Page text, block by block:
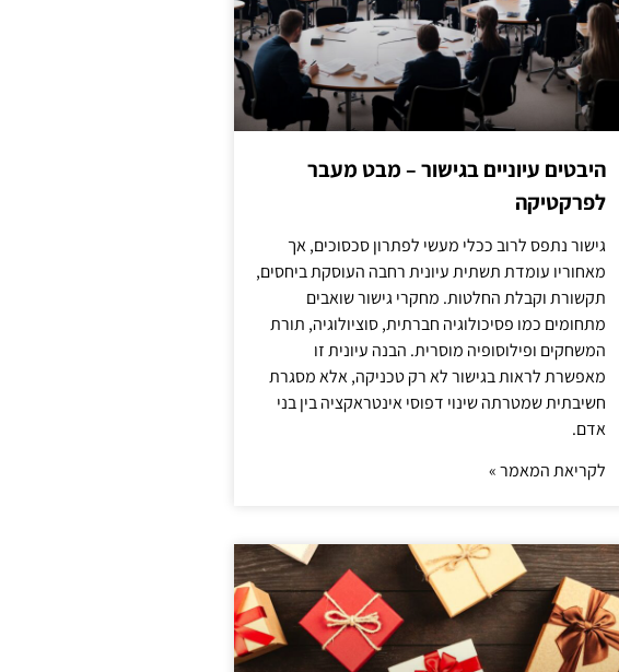
היבטים עיוניים בגישור – מבט מעבר
לפרקטיקה
גישור נתפס לרוב ככלי מעשי לפתרון סכסוכים, אך
מאחוריו עומדת תשתית עיונית רחבה העוסקת ביחסים,
תקשורת וקבלת החלטות. מחקרי גישור שואבים
מתחומים כמו פסיכולוגיה חברתית, סוציולוגיה, תורת
המשחקים ופילוסופיה מוסרית. הבנה עיונית זו
מאפשרת לראות בגישור לא רק טכניקה, אלא מסגרת
חשיבתית שמטרתה שינוי דפוסי אינטראקציה בין בני
אדם.
לקריאת המאמר »